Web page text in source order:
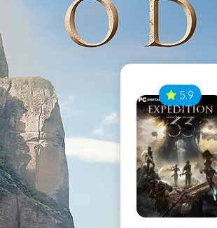
5.9